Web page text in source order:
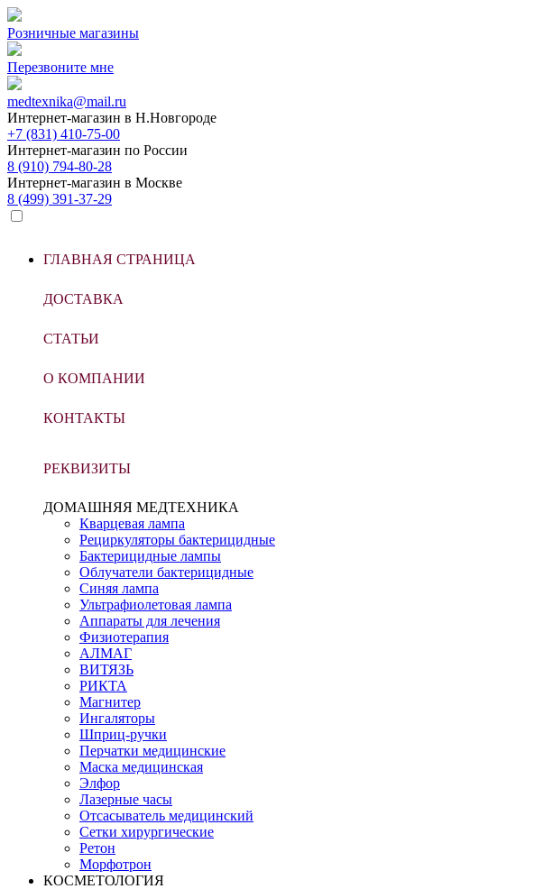
Розничные магазины
Перезвоните мне
medtexnika@mail.ru
Интернет-магазин в Н.Новгороде
+7 (831) 410-75-00
Интернет-магазин по России
8 (910) 794-80-28
Интернет-магазин в Москве
8 (499) 391-37-29
ГЛАВНАЯ СТРАНИЦА
ДОСТАВКА
СТАТЬИ
О КОМПАНИИ
КОНТАКТЫ
РЕКВИЗИТЫ
ДОМАШНЯЯ МЕДТЕХНИКА
Кварцевая лампа
Рециркуляторы бактерицидные
Бактерицидные лампы
Облучатели бактерицидные
Синяя лампа
Ультрафиолетовая лампа
Аппараты для лечения
Физиотерапия
АЛМАГ
ВИТЯЗЬ
РИКТА
Магнитер
Ингаляторы
Шприц-ручки
Перчатки медицинские
Маска медицинская
Элфор
Лазерные часы
Отсасыватель медицинский
Сетки хирургические
Ретон
Морфотрон
КОСМЕТОЛОГИЯ